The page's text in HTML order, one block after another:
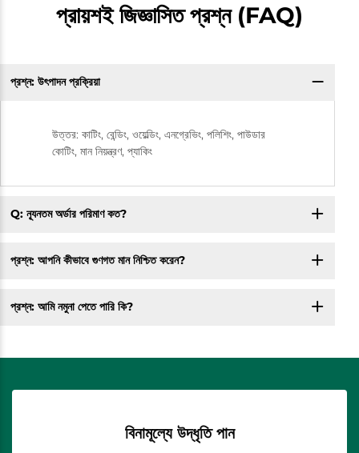
প্রায়শই জিজ্ঞাসিত প্রশ্ন (FAQ)
প্রশ্ন: উৎপাদন প্রক্রিয়া
উত্তর: কাটিং, বেন্ডিং, ওয়েল্ডিং, এনগ্রেভিং, পলিশিং, পাউডার
কোটিং, মান নিয়ন্ত্রণ, প্যাকিং
Q: ন্যূনতম অর্ডার পরিমাণ কত?
প্রশ্ন: আপনি কীভাবে গুণগত মান নিশ্চিত করেন?
প্রশ্ন: আমি নমুনা পেতে পারি কি?
বিনামূল্যে উদ্ধৃতি পান